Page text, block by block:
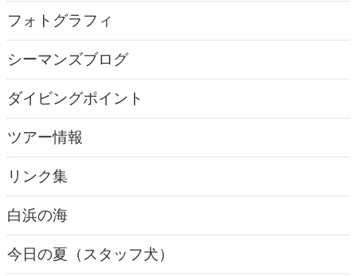
フォトグラフィ
シーマンズブログ
ダイビングポイント
ツアー情報
リンク集
白浜の海
今日の夏（スタッフ犬）